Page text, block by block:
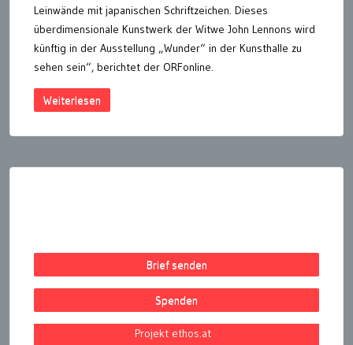
Leinwände mit japanischen Schriftzeichen. Dieses
überdimensionale Kunstwerk der Witwe John Lennons wird
künftig in der Ausstellung „Wunder“ in der Kunsthalle zu
sehen sein“, berichtet der ORFonline.
Weiterlesen
der
Brief senden
Spenden
Projekt ethos.at